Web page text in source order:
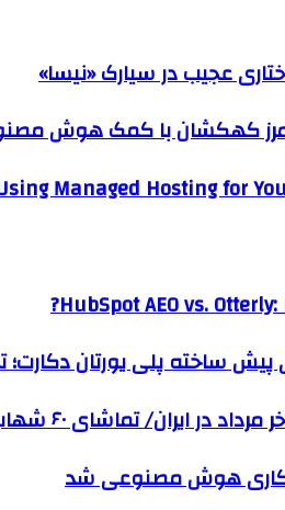
عجیب در سیارک «نیسا»
کهکشان با کمک هوش
Managed Hosting for
HubSpot AEO vs.
پیش ساخته پلی یورتان
تماشای ۶۰ شهاب در هر ساعت!
هوش مصنوعی شد